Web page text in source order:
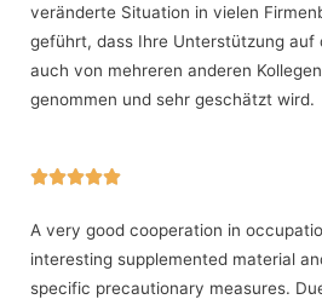
veränderte Situation in vielen
geführt, dass Ihre Unterstützung auf
auch von mehreren anderen
genommen und sehr geschätzt wird.

A very good cooperation in
interesting supplemented material
specific precautionary measures.